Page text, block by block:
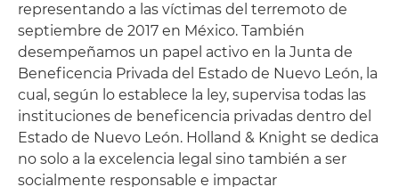
representando a las víctimas del terremoto de
septiembre de 2017 en México. También
desempeñamos un papel activo en la Junta de
Beneficencia Privada del Estado de Nuevo León, la
cual, según lo establece la ley, supervisa todas las
instituciones de beneficencia privadas dentro del
Estado de Nuevo León. Holland & Knight se dedica
no solo a la excelencia legal sino también a ser
socialmente responsable e impactar